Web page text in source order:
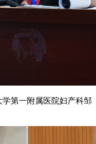
第一附属医院妇产科邹